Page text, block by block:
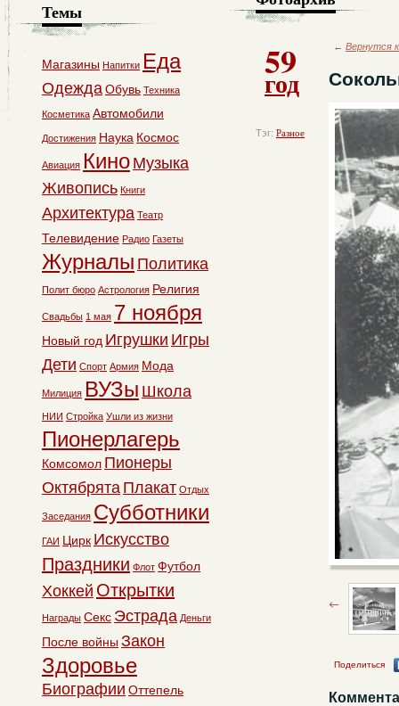
59
год
Тэг: Разное
← Вернутся
Поделиться
Темы
Магазины Напитки Еда
ОдеждаОбувь Техника
Косметика Автомобили
Достижения Наука Космос
Авиация Кино Музыка
Живопись Книги
Архитектура Театр
Телевидение Радио Газеты
Журналы Политика
Полит бюро Астрология Религия
Свадьбы 1 мая 7 ноября
Новый год Игрушки Игры
Дети Спорт Армия Мода
Милиция ВУЗы Школа
НИИ Стройка Ушли из жизни
Пионерлагерь
Комсомол Пионеры
Октябрята Плакат Отдых
Заседания Субботники
ГАИ Цирк Искусство
Праздники Флот Футбол
Хоккей Открытки
Награды Секс Эстрада Деньги
После войны Закон
Здоровье
Биографии Оттепель